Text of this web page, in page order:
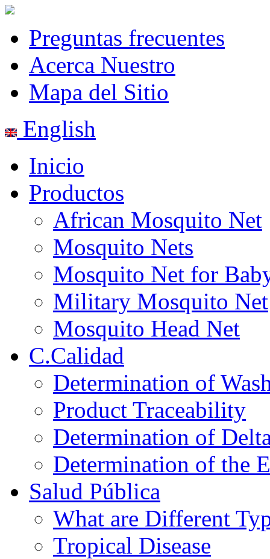
Preguntas frecuentes
Acerca Nuestro
Mapa del Sitio
English
Inicio
Productos
African Mosquito Net
Mosquito Nets
Mosquito Net for
Military Mosquito Net
Mosquito Head Net
C.Calidad
Determination of
Product Traceability
Determination of
Determination of the
Salud Pública
What are Different
Tropical Disease